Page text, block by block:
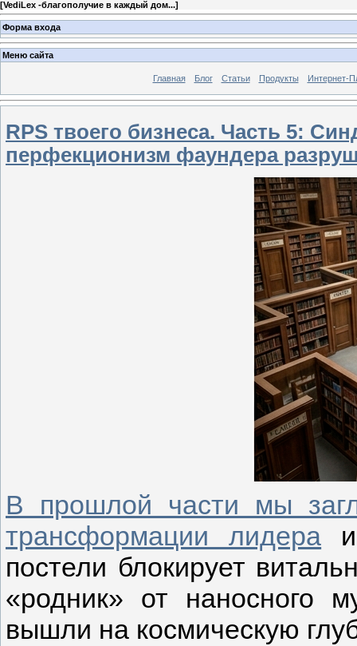
[VediLex -благополучие в каждый дом...]
Форма входа
Меню сайта
Главная Блог Статьи Продукты Интернет-
RPS твоего бизнеса. Часть 5:
перфекционизм фаундера
В прошлой части мы
трансформации лидера
постели блокирует
«родник» от наносного
вышли на космическую